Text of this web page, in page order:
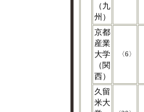
（九
州）
京都
産業
大学
（関
西）
〈6〉
久留
米大